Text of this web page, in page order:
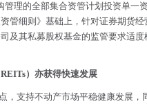
理的全部集合资管计划投资单
管细则》基础上，针对证券期货
及其私募股权基金的监管要求适
）亦获得快速发展
，支持不动产市场平稳健康发展